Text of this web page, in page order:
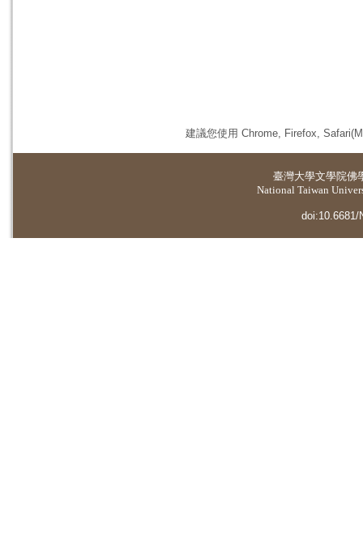
建議您使用 Chrome, Firefox,
臺灣大學文學院佛
National Taiwan
doi:10.6681/